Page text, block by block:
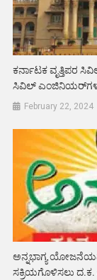
ಕರ್ನಾಟಕ ವೃತ್ತಿಪರ
ಸಿವಿಲ್‌ ಎಂಜಿನಿಯರ್‌ಗಳ
February 22, 2024
ಅನ್ನಭಾಗ್ಯ
ಸಕ್ರಿಯಗೊಳಿಸಲು ದ.ಕ.